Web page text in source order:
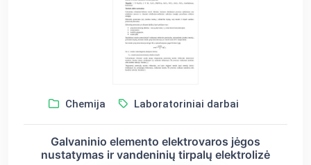
Chemija Laboratoriniai darbai
Galvaninio elemento elektrovaros jėgos
nustatymas ir vandeninių tirpalų elektrolizė